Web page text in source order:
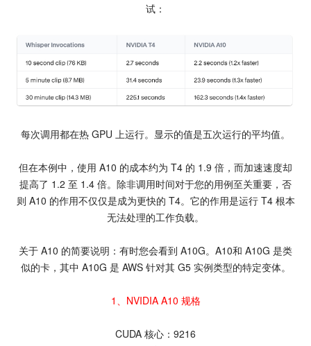
试：
每次调用都在热 GPU 上运行。显示的值是五次运行的平均值。
但在本例中，使用 A10 的成本约为 T4 的 1.9 倍，而加速速度却
提高了 1.2 至 1.4 倍。除非调用时间对于您的用例至关重要，否
则 A10 的作用不仅仅是成为更快的 T4。它的作用是运行 T4 根本
无法处理的工作负载。
关于 A10 的简要说明：有时您会看到 A10G。A10和 A10G 是类
似的卡，其中 A10G 是 AWS 针对其 G5 实例类型的特定变体。
1、NVIDIA A10 规格
CUDA 核心：9216